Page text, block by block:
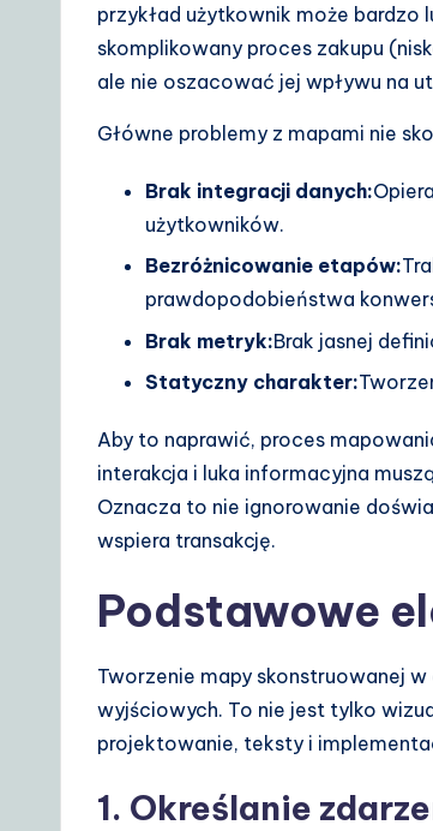
ft
w
lu
przykład użytkownik może
skomplikowany proces zakupu
ale nie oszacować jej wpływu na
Główne problemy z mapami nie
Brak integracji danych:
użytkowników.
Bezróżnicowanie etapów:
prawdopodobieństwa
Brak metryk:Brak jasnej
Statyczny charakter:
Aby to naprawić, proces
interakcja i luka informacyjna
Oznacza to nie ignorowanie
wspiera transakcję.
Podstawowe
Tworzenie mapy skonstruowanej
wyjściowych. To nie jest tylko
projektowanie, teksty i
1. Określanie